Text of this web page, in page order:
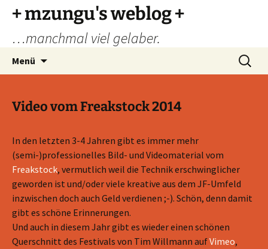
Zum
Inhalt
springen
+ mzungu's weblog +
…manchmal viel gelaber.
Menü
Suchen
nach:
Video vom Freakstock 2014
In den letzten 3-4 Jahren gibt es immer mehr
(semi-)professionelles Bild- und Videomaterial vom
Freakstock, vermutlich weil die Technik erschwinglicher
geworden ist und/oder viele kreative aus dem JF-Umfeld
inzwischen doch auch Geld verdienen ;-). Schön, denn damit
gibt es schöne Erinnerungen.
Und auch in diesem Jahr gibt es wieder einen schönen
Querschnitt des Festivals von Tim Willmann aufVimeo,